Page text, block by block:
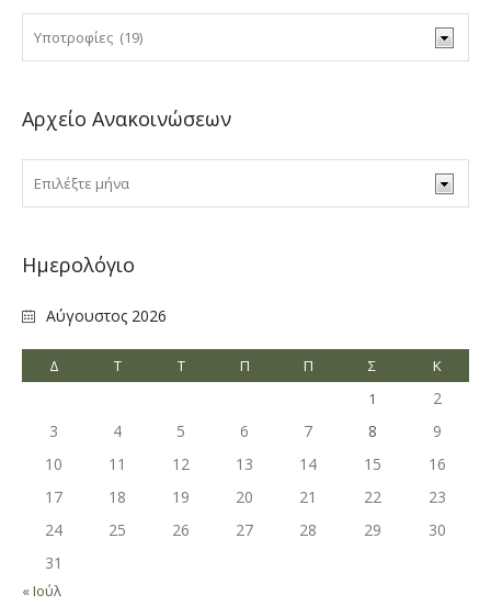
Αρχείο Ανακοινώσεων
Ημερολόγιο
Αύγουστος 2026
Δ Τ Τ Π Π Σ
Κ
1
2
3
4 5 6 7 8
9
10
11 12 13 14 15
16
17
18 19 20 21 22
23
24
25 26 27 28 29
30
31
« Ιούλ